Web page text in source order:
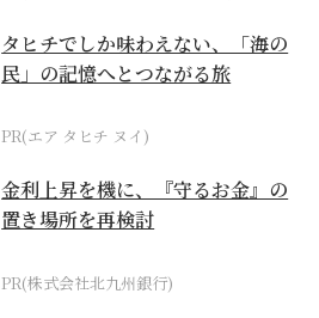
タヒチでしか味わえない、「海の
民」の記憶へとつながる旅
PR(エア タヒチ ヌイ)
金利上昇を機に、『守るお金』の
置き場所を再検討
PR(株式会社北九州銀行)